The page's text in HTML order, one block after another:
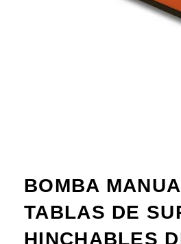
BOMBA
TABLAS DE
HINCHABLES